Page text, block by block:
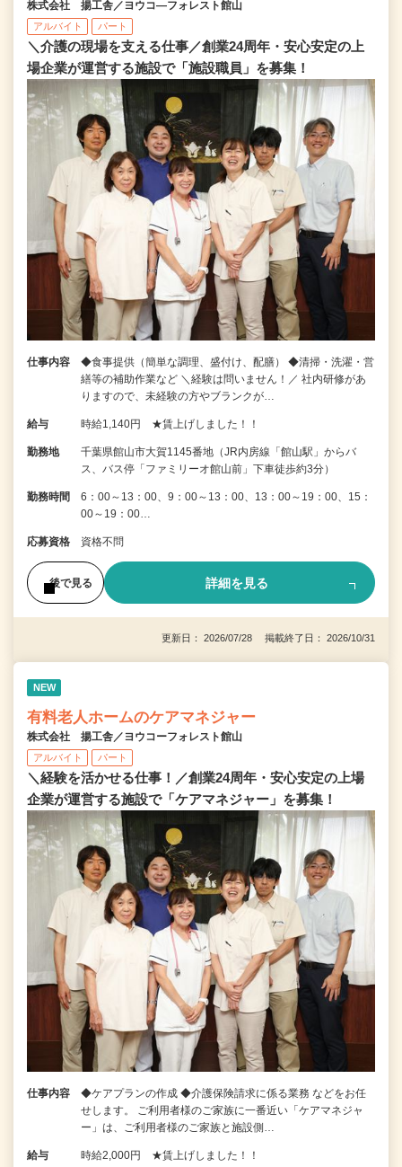
株式会社 揚工舎／ヨウコ―フォレスト館山
アルバイト パート
＼介護の現場を支える仕事／創業24周年・安心安定の上
場企業が運営する施設で「施設職員」を募集！
仕事内容
◆食事提供（簡単な調理、盛付け、配膳） ◆清掃・洗濯・営
繕等の補助作業など ＼経験は問いません！／ 社内研修があ
りますので、未経験の方やブランクが…
給与 時給1,140円 ★賃上げしました！！
勤務地
千葉県館山市大賀1145番地（JR内房線「館山駅」からバ
ス、バス停「ファミリーオ館山前」下車徒歩約3分）
勤務時間
6：00～13：00、9：00～13：00、13：00～19：00、15：
00～19：00…
応募資格 資格不問
後で見る 詳細を見る
更新日： 2026/07/28 掲載終了日： 2026/10/31
NEW
有料老人ホームのケアマネジャー
株式会社 揚工舎／ヨウコーフォレスト館山
アルバイト パート
＼経験を活かせる仕事！／創業24周年・安心安定の上場
企業が運営する施設で「ケアマネジャー」を募集！
仕事内容
◆ケアプランの作成 ◆介護保険請求に係る業務 などをお任
せします。 ご利用者様のご家族に一番近い「ケアマネジャ
ー」は、ご利用者様のご家族と施設側…
給与 時給2,000円 ★賃上げしました！！